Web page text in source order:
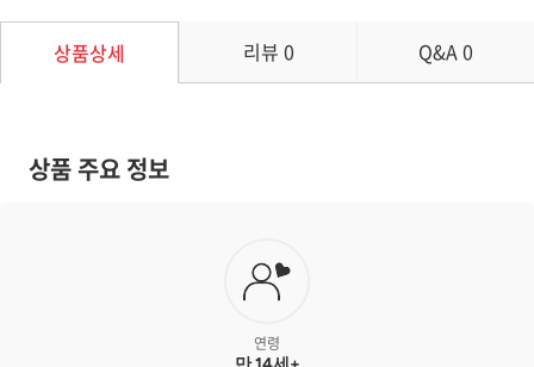
상품상세 리뷰 0 Q&A0
상품 주요 정보
연령